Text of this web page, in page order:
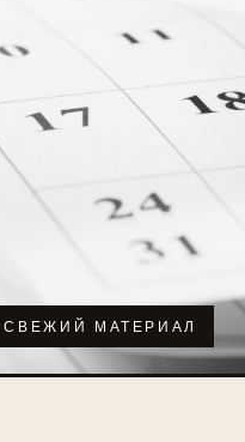
СВЕЖИЙ МАТЕРИАЛ